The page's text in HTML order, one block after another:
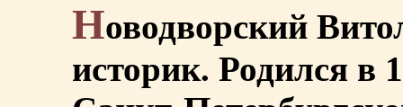
Новодворский
историк. Родился в